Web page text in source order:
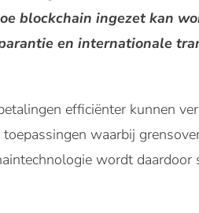
blockchain ingezet kan
en internationale
efficiënter kunnen
waarbij
wordt daardoor